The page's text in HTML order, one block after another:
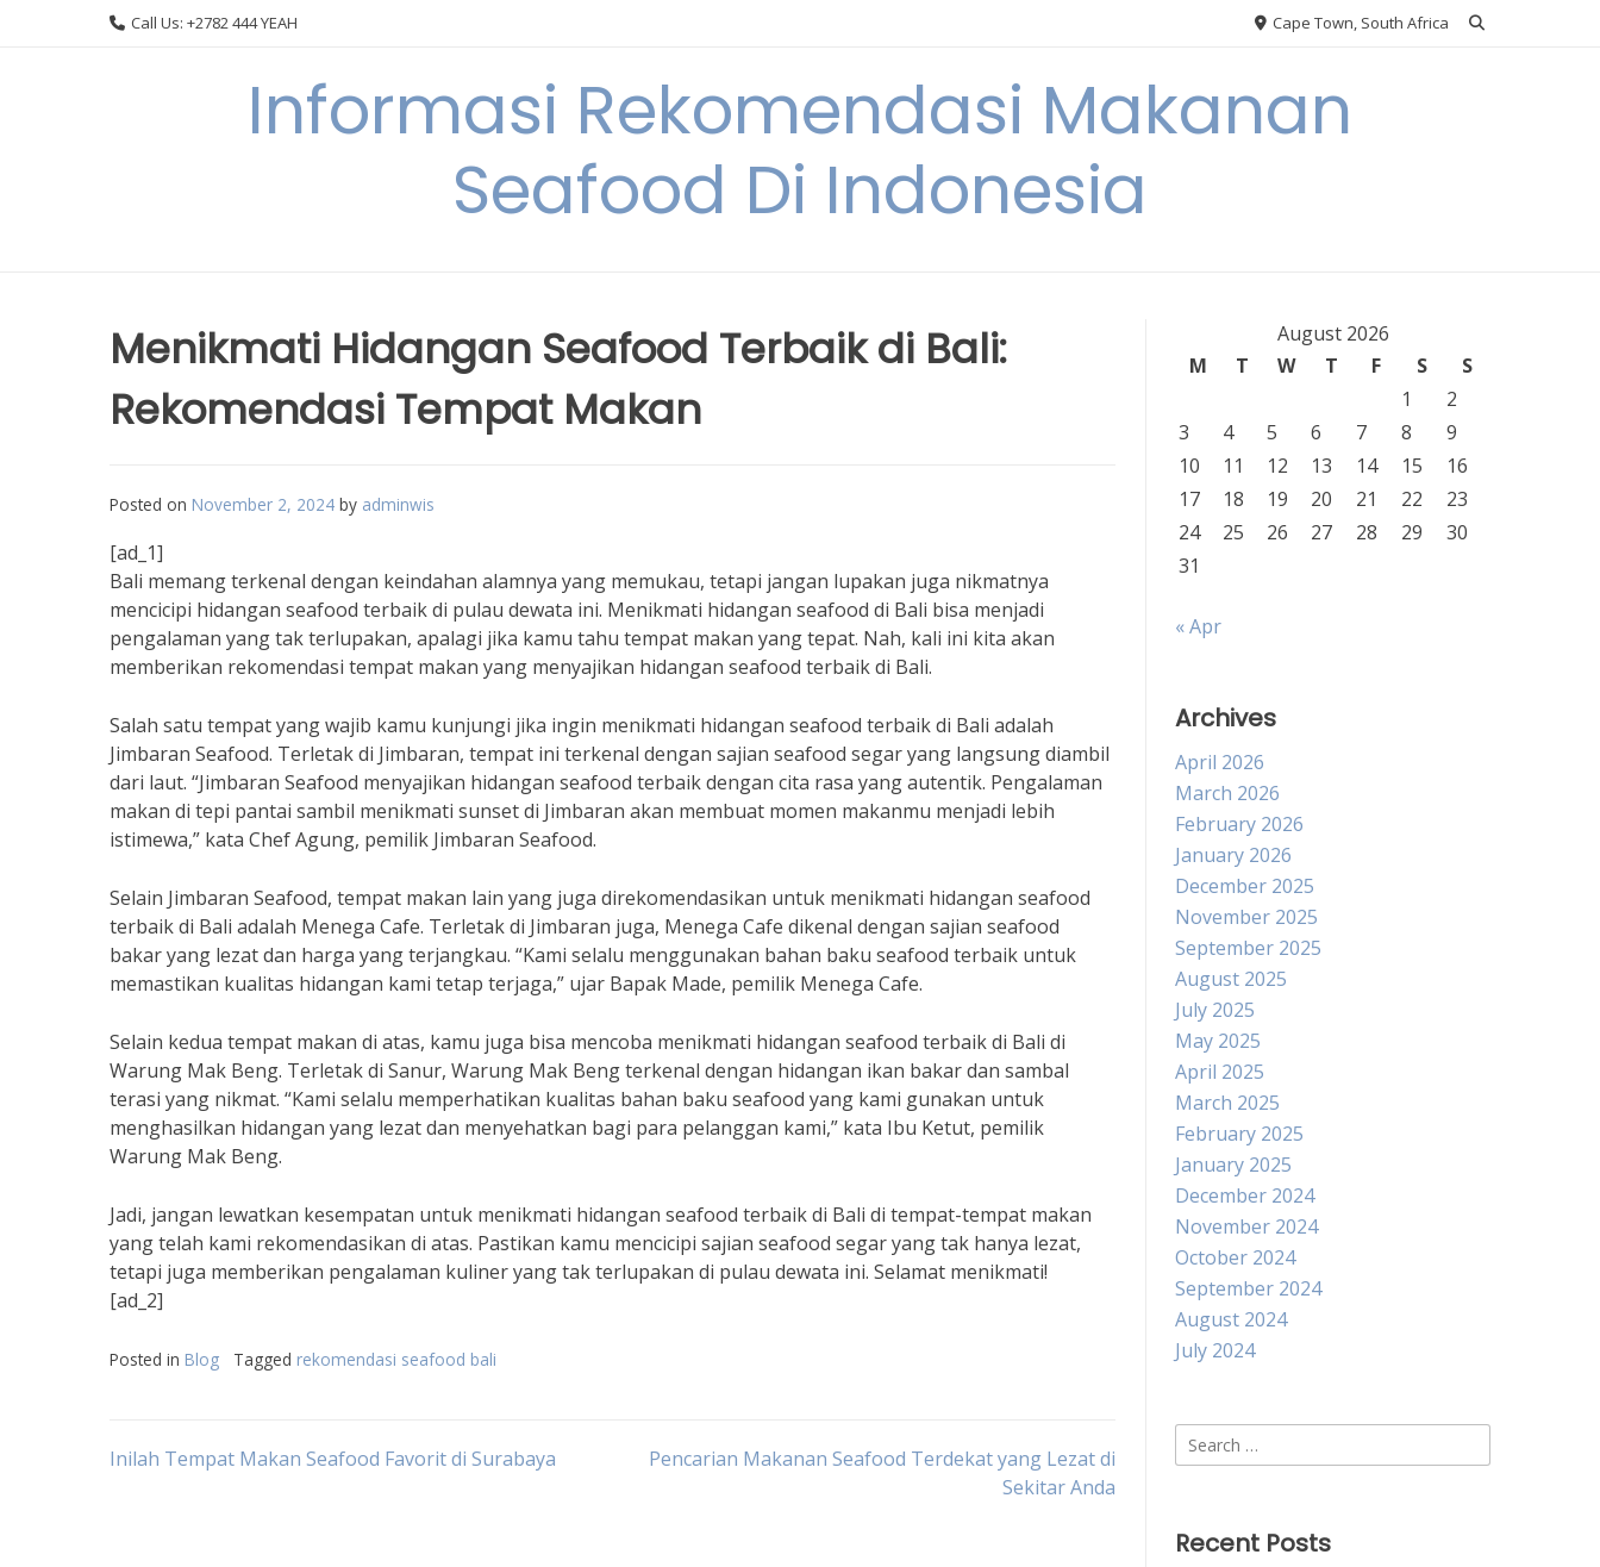
Call Us: +2782 444 YEAH Cape Town, South Africa
Informasi Rekomendasi Makanan
Seafood Di Indonesia
Menikmati Hidangan Seafood Terbaik di Bali:
Rekomendasi Tempat Makan
Posted on November 2, 2024 by adminwis
[ad_1]
Bali memang terkenal dengan keindahan alamnya yang memukau, tetapi jangan lupakan juga nikmatnya
mencicipi hidangan seafood terbaik di pulau dewata ini. Menikmati hidangan seafood di Bali bisa menjadi
pengalaman yang tak terlupakan, apalagi jika kamu tahu tempat makan yang tepat. Nah, kali ini kita akan
memberikan rekomendasi tempat makan yang menyajikan hidangan seafood terbaik di Bali.
Salah satu tempat yang wajib kamu kunjungi jika ingin menikmati hidangan seafood terbaik di Bali adalah
Jimbaran Seafood. Terletak di Jimbaran, tempat ini terkenal dengan sajian seafood segar yang langsung diambil
dari laut. “Jimbaran Seafood menyajikan hidangan seafood terbaik dengan cita rasa yang autentik. Pengalaman
makan di tepi pantai sambil menikmati sunset di Jimbaran akan membuat momen makanmu menjadi lebih
istimewa,” kata Chef Agung, pemilik Jimbaran Seafood.
Selain Jimbaran Seafood, tempat makan lain yang juga direkomendasikan untuk menikmati hidangan seafood
terbaik di Bali adalah Menega Cafe. Terletak di Jimbaran juga, Menega Cafe dikenal dengan sajian seafood
bakar yang lezat dan harga yang terjangkau. “Kami selalu menggunakan bahan baku seafood terbaik untuk
memastikan kualitas hidangan kami tetap terjaga,” ujar Bapak Made, pemilik Menega Cafe.
Selain kedua tempat makan di atas, kamu juga bisa mencoba menikmati hidangan seafood terbaik di Bali di
Warung Mak Beng. Terletak di Sanur, Warung Mak Beng terkenal dengan hidangan ikan bakar dan sambal
terasi yang nikmat. “Kami selalu memperhatikan kualitas bahan baku seafood yang kami gunakan untuk
menghasilkan hidangan yang lezat dan menyehatkan bagi para pelanggan kami,” kata Ibu Ketut, pemilik
Warung Mak Beng.
Jadi, jangan lewatkan kesempatan untuk menikmati hidangan seafood terbaik di Bali di tempat-tempat makan
yang telah kami rekomendasikan di atas. Pastikan kamu mencicipi sajian seafood segar yang tak hanya lezat,
tetapi juga memberikan pengalaman kuliner yang tak terlupakan di pulau dewata ini. Selamat menikmati!
[ad_2]
Posted in Blog Tagged rekomendasi seafood bali
Post
Inilah Tempat Makan Seafood Favorit di Surabaya
Pencarian Makanan Seafood Terdekat yang Lezat di
Sekitar Anda
August 2026
M
T W T F S
S
1
2
3
4 5 6 7 8
9
10
11 12 13 14 15
16
17
18 19 20 21 22
23
24
25 26 27 28 29
30
31
« Apr
Archives
April 2026
March 2026
February 2026
January 2026
December 2025
November 2025
September 2025
August 2025
July 2025
May 2025
April 2025
March 2025
February 2025
January 2025
December 2024
November 2024
October 2024
September 2024
August 2024
July 2024
Search
for:
Recent Posts